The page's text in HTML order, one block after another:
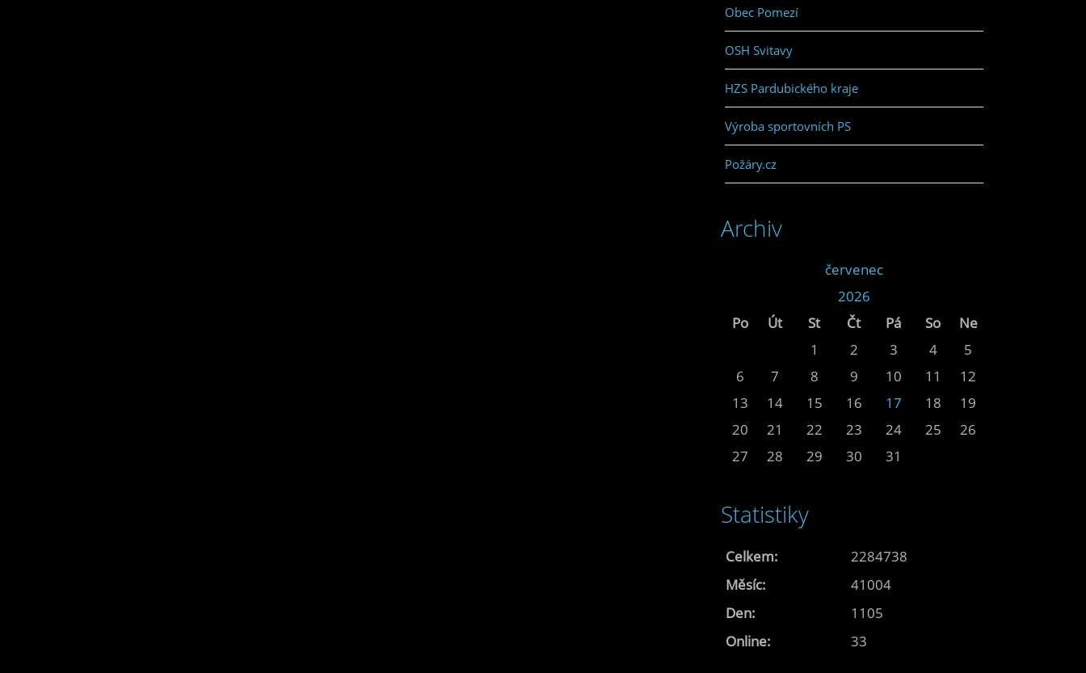
Obec Pomezí
OSH Svitavy
HZS Pardubického kraje
Výroba sportovních PS
Požáry.cz
Archiv
červenec
2026
Po
Út St Čt Pá So
Ne
1
2 3 4
5
6
7 8 9 10 11
12
13
14 15 16 17 18
19
20
21 22 23 24 25
26
27
28 29 30 31
Statistiky
Online: 33
Celkem:
2284738
Měsíc:
41004
Den:
1105